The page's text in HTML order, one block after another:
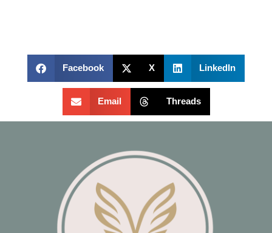
Facebook X LinkedIn
Email Threads